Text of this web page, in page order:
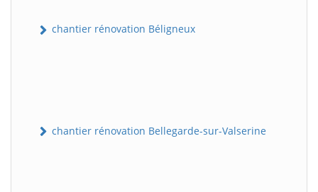
chantier rénovation Béligneux
chantier rénovation Bellegarde-sur-Valserine